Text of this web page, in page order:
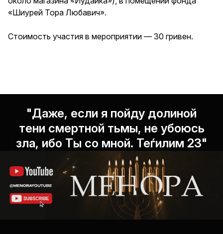
«Шиурей Тора Любавич».
Стоимость участия в мероприятии — 30 гривен.
"Даже, если я пойду долиной
тени смертной тьмы, не убоюсь
зла, ибо Ты со мной. Теѓилим 23"